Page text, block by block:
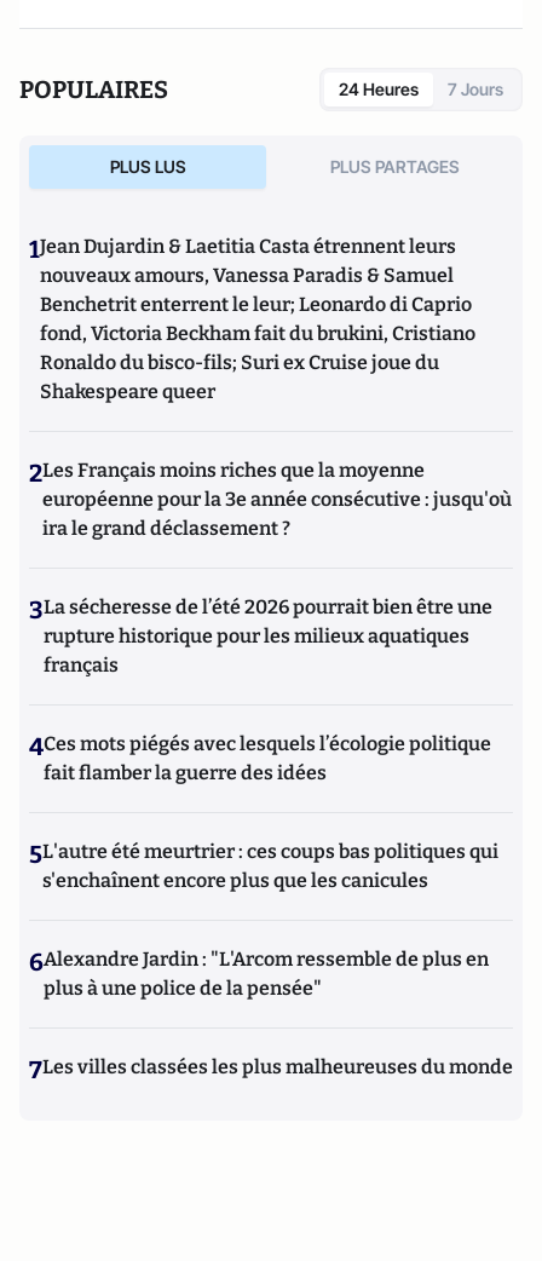
POPULAIRES 24 Heures 7 Jours
PLUS LUS PLUS PARTAGES
1Jean Dujardin & Laetitia Casta étrennent leurs
nouveaux amours, Vanessa Paradis & Samuel
Benchetrit enterrent le leur; Leonardo di Caprio
fond, Victoria Beckham fait du brukini, Cristiano
Ronaldo du bisco-fils; Suri ex Cruise joue du
Shakespeare queer
2Les Français moins riches que la moyenne
européenne pour la 3e année consécutive : jusqu'où
ira le grand déclassement ?
3La sécheresse de l’été 2026 pourrait bien être une
rupture historique pour les milieux aquatiques
français
4Ces mots piégés avec lesquels l’écologie politique
fait flamber la guerre des idées
5L'autre été meurtrier : ces coups bas politiques qui
s'enchaînent encore plus que les canicules
6Alexandre Jardin : "L'Arcom ressemble de plus en
plus à une police de la pensée"
7Les villes classées les plus malheureuses du monde